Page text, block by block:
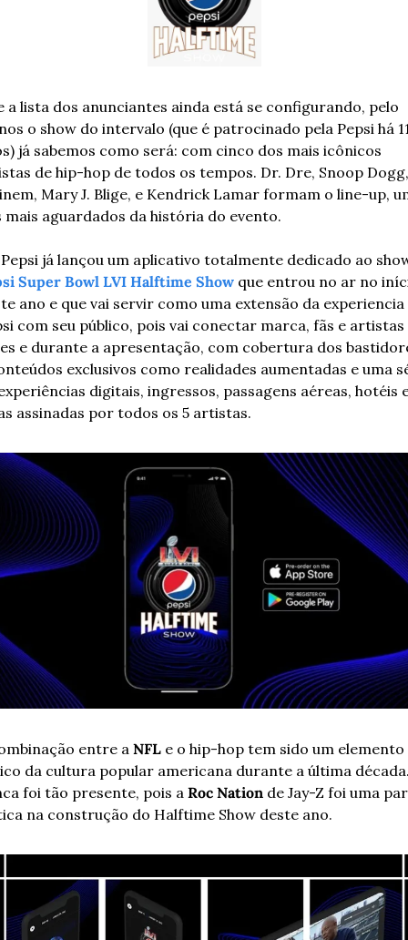
a lista dos anunciantes ainda está se configurando, pelo
o show do intervalo (que é patrocinado pela Pepsi há
já sabemos como será: com cinco dos mais icônicos
de hip-hop de todos os tempos. Dr. Dre, Snoop Dogg,
Mary J. Blige, e Kendrick Lamar formam o line-up,
mais aguardados da história do evento.
Super Bowl LVI Halftime Show que entrou no ar no
ano e que vai servir como uma extensão da experiencia
com seu público, pois vai conectar marca, fãs e artistas
e durante a apresentação, com cobertura dos
exclusivos como realidades aumentadas e uma
digitais, ingressos, passagens aéreas, hotéis
assinadas por todos os 5 artistas.
entre a NFL e o hip-hop tem sido um elemento
da cultura popular americana durante a última
foi tão presente, pois a Roc Nation de Jay-Z foi uma
na construção do Halftime Show deste ano.